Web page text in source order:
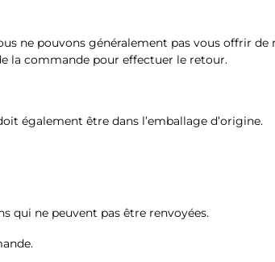
ne pouvons généralement pas vous offrir
la commande pour effectuer le retour.
également être dans l’emballage d’origine.
qui ne peuvent pas être renvoyées.